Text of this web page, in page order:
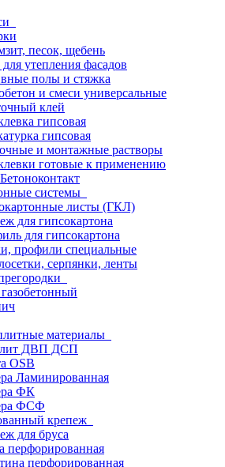
песок, щебень
утепления фасадов
полы и стяжка
и смеси универсальные
клей
гипсовая
гипсовая
и монтажные растворы
готовые к применению
системы
листы (ГКЛ)
для гипсокартона
для гипсокартона
профили специальные
серпянки, ленты
материалы
ДВП ДСП
OSB
Ламинированная
ФК
ФСФ
крепеж
для бруса
перфорированная
перфорированная